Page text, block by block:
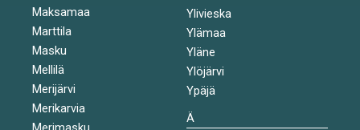
Maksamaa
Marttila
Masku
Mellilä
Merijärvi
Merikarvia
Ylivieska
Ylämaa
Yläne
Ylöjärvi
Ypäjä
Ä